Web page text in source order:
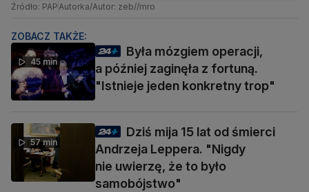
Źródło: PAP Autorka/Autor: zeb//mro
ZOBACZ TAKŻE:
45 min
Była mózgiem operacji,
a później zaginęła z fortuną.
"Istnieje jeden konkretny trop"
57 min
Dziś mija 15 lat od śmierci
Andrzeja Leppera. "Nigdy
nie uwierzę, że to było
samobójstwo"